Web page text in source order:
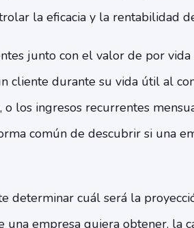
la eficacia y la rentabilidad
junto con el valor de por
cliente durante su vida útil al
los ingresos recurrentes
común de descubrir si una
determinar cuál será la
empresa quiera obtener, la